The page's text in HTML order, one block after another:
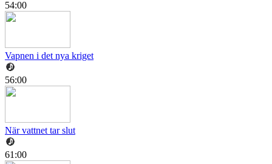
54:00
Vapnen i det nya kriget
56:00
När vattnet tar slut
61:00